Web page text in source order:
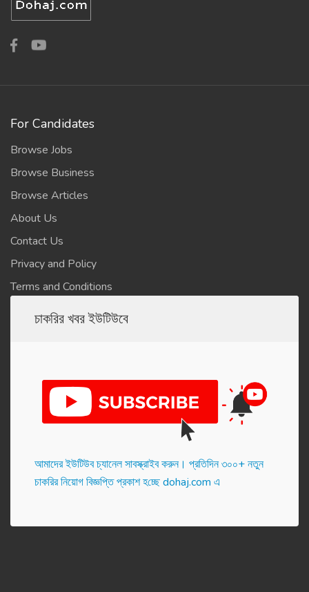
For Candidates
Browse Jobs
Browse Business
Browse Articles
About Us
Contact Us
Privacy and Policy
Terms and Conditions
চাকরির খবর ইউটিউবে
আমাদের ইউটিউব চ্যানেল সাবস্ক্রাইব করুন। প্র‌তি‌দিন ৩০০+ নতুন
চাকরির নিয়োগ বিজ্ঞপ্তি প্রকাশ হ‌চ্ছে dohaj.com এ